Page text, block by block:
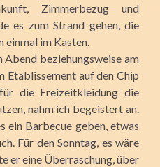
Zimmerbezug und
es zum Strand gehen, die
einmal im Kasten.
beziehungsweise am
Etablissement auf den Chip
die Freizeitkleidung die
nahm ich begeistert an.
ein Barbecue geben, etwas
Für den Sonntag, es wäre
er eine Überraschung, über